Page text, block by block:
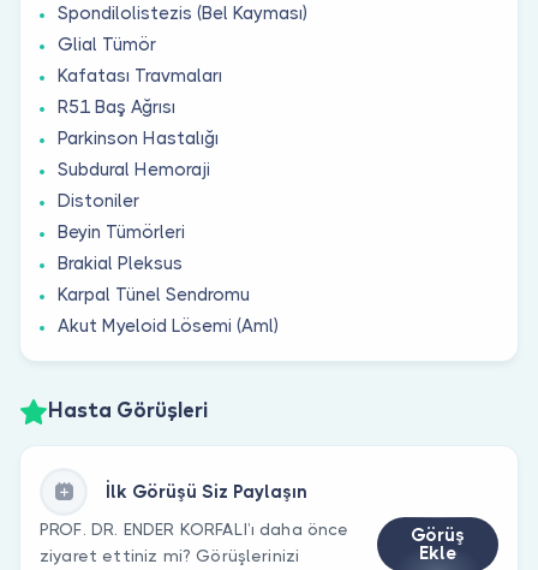
Spondilolistezis (Bel Kayması)
Glial Tümör
Kafatası Travmaları
R51 Baş Ağrısı
Parkinson Hastalığı
Subdural Hemoraji
Distoniler
Beyin Tümörleri
Brakial Pleksus
Karpal Tünel Sendromu
Akut Myeloid Lösemi (Aml)
Hasta Görüşleri
İlk Görüşü Siz Paylaşın
PROF. DR. ENDER KORFALI’ı daha önce
ziyaret ettiniz mi? Görüşlerinizi
Görüş
Ekle